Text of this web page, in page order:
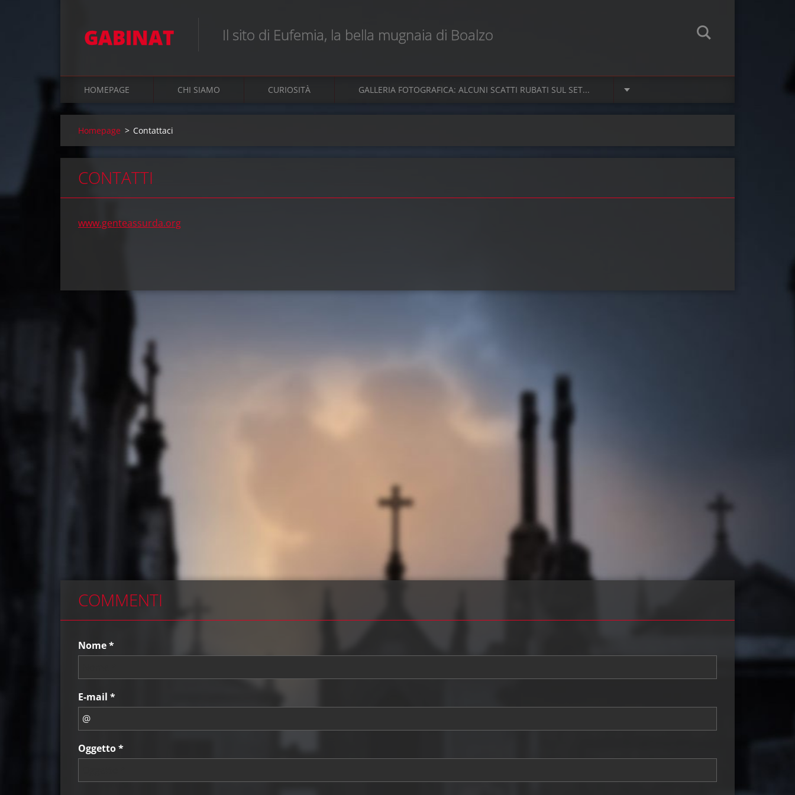
GABINAT Il sito di Eufemia, la bella mugnaia di Boalzo
HOMEPAGE CHI SIAMO CURIOSITÀ GALLERIA FOTOGRAFICA: ALCUNI SCATTI RUBATI SUL SET...
Homepage > Contattaci
CONTATTI
www.genteassurda.org
COMMENTI
Nome *
E-mail *
Oggetto *